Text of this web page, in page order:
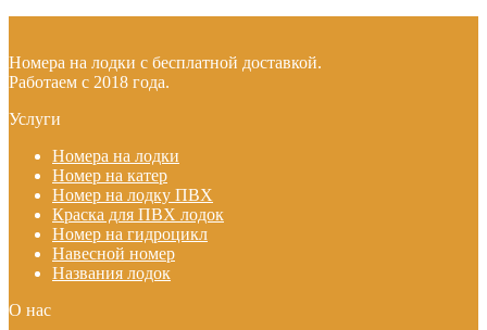
Номера на лодки с бесплатной доставкой.
Работаем с 2018 года.
Услуги
Номера на лодки
Номер на катер
Номер на лодку ПВХ
Краска для ПВХ лодок
Номер на гидроцикл
Навесной номер
Названия лодок
О нас